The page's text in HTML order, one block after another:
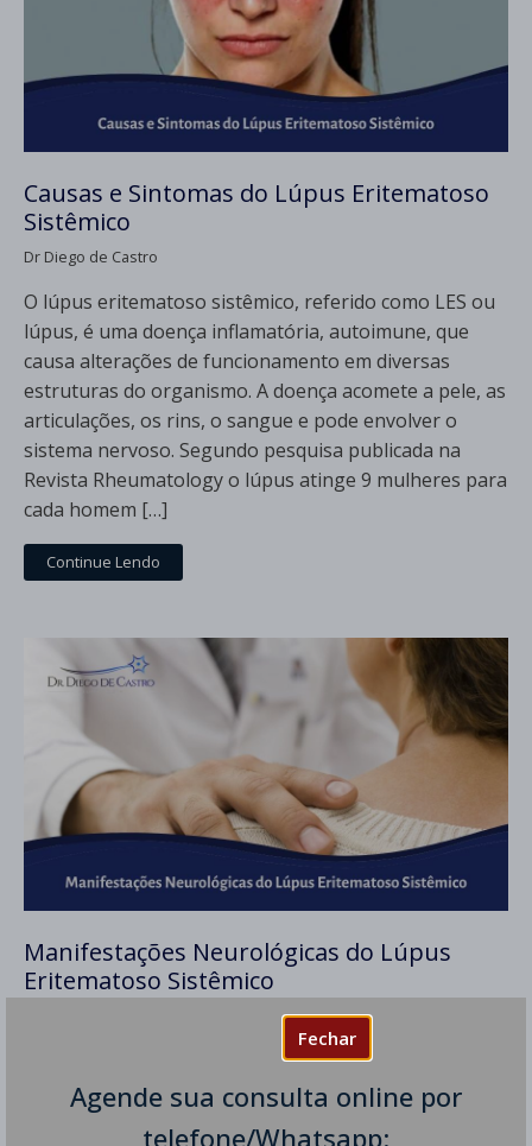
Fechar
Agende sua consulta online por
telefone/Whatsapp:
Causas e Sintomas do Lúpus Eritematoso
Sistêmico
Dr Diego de Castro
O lúpus eritematoso sistêmico, referido como LES ou
lúpus, é uma doença inflamatória, autoimune, que
causa alterações de funcionamento em diversas
estruturas do organismo. A doença acomete a pele, as
articulações, os rins, o sangue e pode envolver o
sistema nervoso. Segundo pesquisa publicada na
Revista Rheumatology o lúpus atinge 9 mulheres para
cada homem […]
Continue Lendo
Manifestações Neurológicas do Lúpus
Eritematoso Sistêmico
As Manifestações Neurológicas do Lúpus Eritematoso
Sistêmico (LES ou lúpus) acometem cerca de 25% dos
pacientes e podem ser diversas como dor de cabeça,